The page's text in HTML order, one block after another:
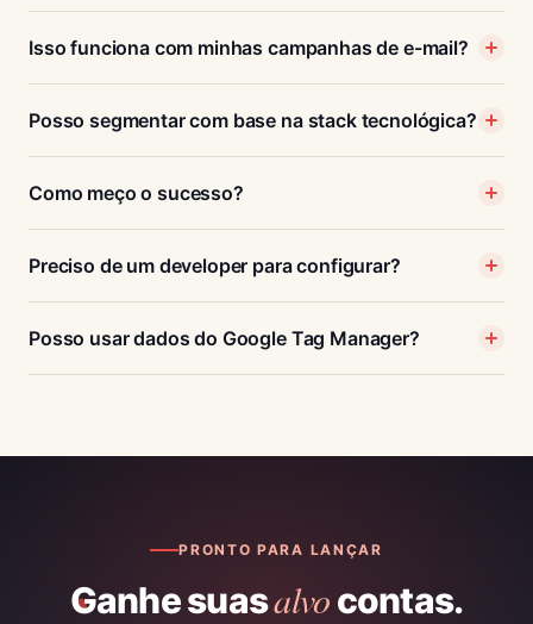
Isso funciona com minhas campanhas de e-mail?
Posso segmentar com base na stack tecnológica?
Como meço o sucesso?
Preciso de um developer para configurar?
Posso usar dados do Google Tag Manager?
PRONTO PARA LANÇAR
Ganhe suasalvocontas.